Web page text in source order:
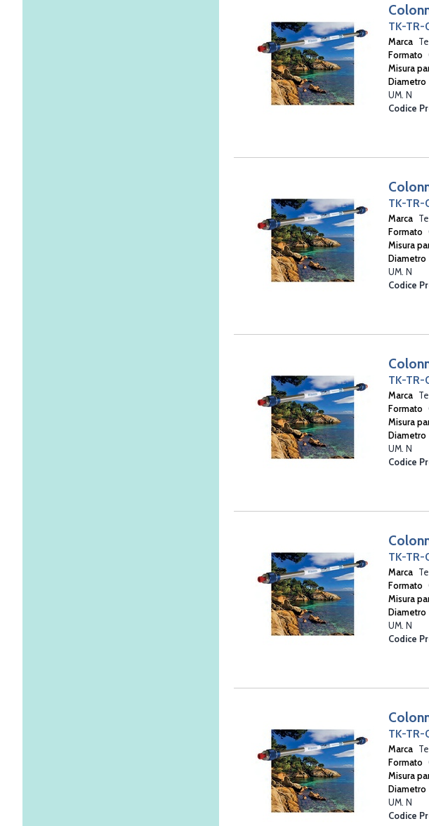
TK-
Marca
Formato
Misura
Diametro
UM. N
Codice
TK-
Marca
Formato
Misura
Diametro
UM. N
Codice
TK-
Marca
Formato
Misura
Diametro
UM. N
Codice
TK-
Marca
Formato
Misura
Diametro
UM. N
Codice
TK-TR-
Marca
Formato
Misura
Diametro
UM. N
Codice